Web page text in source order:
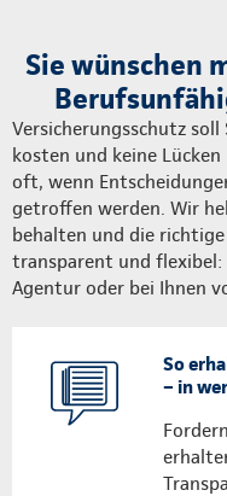
Sie wünschen
Versicherungsschutz
kosten und keine Lücken
oft, wenn
getroffen werden. Wir
behalten und die richtige
transparent und flexibel:
Agentur oder bei Ihnen
So
– in